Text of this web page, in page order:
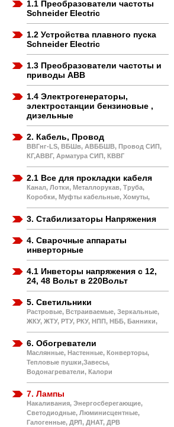
1.1 Преобразователи частоты
Schneider Electric
1.2 Устройства плавного пуска
Schneider Electric
1.3 Преобразователи частоты и
приводы ABB
1.4 Электрогенераторы,
электростанции бензиновые ,
дизельные
2. Кабель, Провод
ВВГнг-LS, ВБШв, АВББШВ, Провод СИП,
КГ,АВВГ, Арматура СИП, КВВГ
2.1 Все для прокладки кабеля
Канал, Лотки, Металлорукав, Труба,
Коробки, Муфты кабельные, Хомуты,
3. Стабилизаторы Напряжения
4. Сварочные аппараты
инверторные
4.1 Инветоры напряжения с 12,
24, 48 Вольт в 220Вольт
5. Светильники
Растровые, Встраиваемые, Зеркальные,
ЖКУ, ЖТУ, РТУ, РКУ, НПП, НББ, Банники,
6. Обогреватели
Маслянные, Настенные, Конверторы,
Тепловые пушки,Завесы,
Водонагреватели, Калори
7. Лампы
Накаливания, Энергосберегающие,
Светодиодные, Люминисцентные,
Галогенные, ДРЛ, ДНАТ, ДРВ